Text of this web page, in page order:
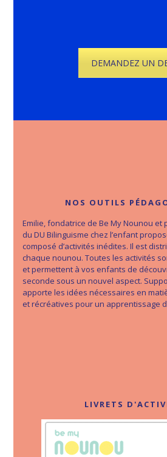
DEMANDEZ UN
NOS OUTILS
Emilie, fondatrice de Be My Nounou et
du DU Bilinguisme chez l’enfant
composé d’activités inédites. Il est
chaque nounou. Toutes les activités
et permettent à vos enfants de
seconde sous un nouvel aspect.
apporte les idées nécessaires en
et récréatives pour un apprentissage
LIVRETS